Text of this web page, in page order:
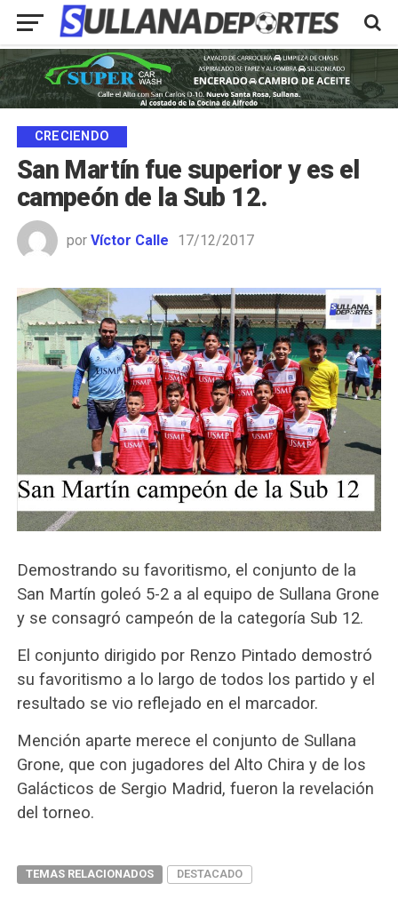
CRECIENDO
San Martín fue superior y es el
campeón de la Sub 12.
por Víctor Calle 17/12/2017
Demostrando su favoritismo, el conjunto de la
San Martín goleó 5-2 a al equipo de Sullana Grone
y se consagró campeón de la categoría Sub 12.
El conjunto dirigido por Renzo Pintado demostró
su favoritismo a lo largo de todos los partido y el
resultado se vio reflejado en el marcador.
Mención aparte merece el conjunto de Sullana
Grone, que con jugadores del Alto Chira y de los
Galácticos de Sergio Madrid, fueron la revelación
del torneo.
TEMAS RELACIONADOS DESTACADO